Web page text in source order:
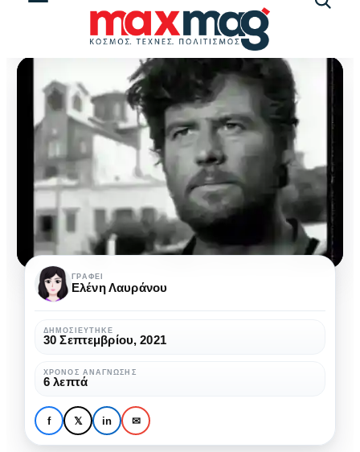
ΑΦΙΕΡΏΜΑΤΑ ΚΑΛΛΙΤΈΧΝΕΣ
Γιάννης Βόγλης: Ένας
σπουδαίος έλληνας
Γιάννης
Βόγλης:
Ένας
σπουδαίος
έλληνας
ηθοποιός
ΓΡΆΦΕΙ
Ελένη Λαυράνου
ΔΗΜΟΣΙΕΎΤΗΚΕ
30 Σεπτεμβρίου, 2021
ΧΡΌΝΟΣ ΑΝΆΓΝΩΣΗΣ
6 λεπτά
f 𝕏 in ✉